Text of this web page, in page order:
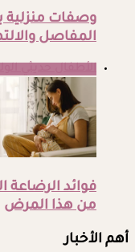
وصفات منزلية
المفاصل
فوائد الرضاعة
من هذا المرض
أهم الأخبار